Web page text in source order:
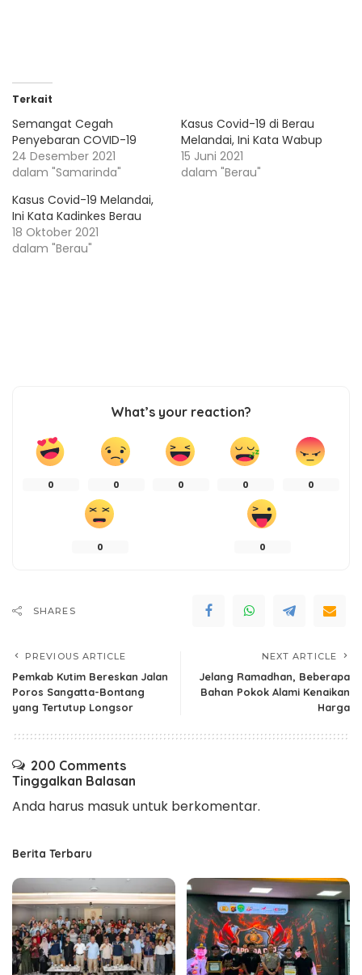
Terkait
Semangat Cegah
Penyebaran COVID-19
24 Desember 2021
dalam "Samarinda"
Kasus Covid-19 di Berau
Melandai, Ini Kata Wabup
15 Juni 2021
dalam "Berau"
Kasus Covid-19 Melandai,
Ini Kata Kadinkes Berau
18 Oktober 2021
dalam "Berau"
What’s your reaction?
0 0 0 0 0
0 0
SHARES
PREVIOUS ARTICLE
Pemkab Kutim Bereskan Jalan
Poros Sangatta-Bontang
yang Tertutup Longsor
NEXT ARTICLE
Jelang Ramadhan, Beberapa
Bahan Pokok Alami Kenaikan
Harga
200 Comments
Tinggalkan Balasan
Anda harus masukuntuk berkomentar.
Berita Terbaru